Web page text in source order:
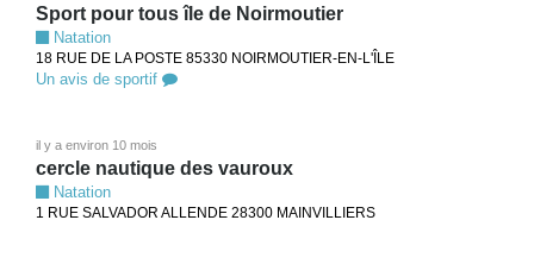
Sport pour tous île de Noirmoutier
Natation
18 RUE DE LA POSTE 85330 NOIRMOUTIER-EN-L'ÎLE
Un avis de sportif
il y a environ 10 mois
cercle nautique des vauroux
Natation
1 RUE SALVADOR ALLENDE 28300 MAINVILLIERS